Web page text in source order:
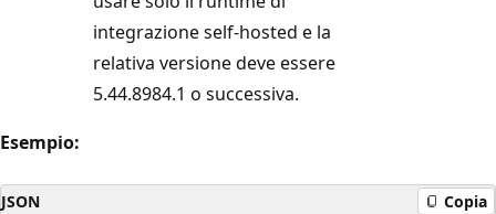
integrazione self-hosted e la
relativa versione deve essere
5.44.8984.1 o successiva.
Esempio:
JSON Copia